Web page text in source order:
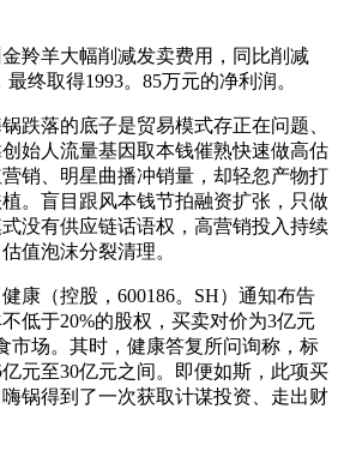
羊大幅削减发卖费用，同比削减
终取得1993。85万元的净利润。
落的底子是贸易模式存正在问题、
始人流量基因取本钱催熟快速做高估
销、明星曲播冲销量，却轻忽产物打
。盲目跟风本钱节拍融资扩张，只做
没有供应链话语权，高营销投入持续
值泡沫分裂清理。
（控股，600186。SH）通知布告
低于20%的股权，买卖对价为3亿元
市场。其时，健康答复所问询称，标
元至30亿元之间。即便如斯，此项买
锅得到了一次获取计谋投资、走出财